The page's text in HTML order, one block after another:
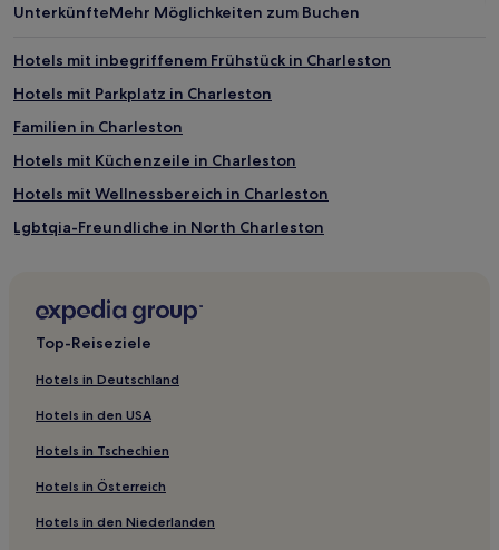
UnterkünfteMehr Möglichkeiten zum Buchen
Hotels mit inbegriffenem Frühstück in Charleston
Hotels mit Parkplatz in Charleston
Familien in Charleston
Hotels mit Küchenzeile in Charleston
Hotels mit Wellnessbereich in Charleston
Lgbtqia-Freundliche in North Charleston
Lgbtqia-Freundliche in Columbia
Golf in South Carolina
Familien in South Carolina
Hotels mit Parkplatz in South Carolina
Strand in South Carolina
Top-Reiseziele
Hotels in Deutschland
Hotels in den USA
Hotels in Tschechien
Hotels in Österreich
Hotels in den Niederlanden